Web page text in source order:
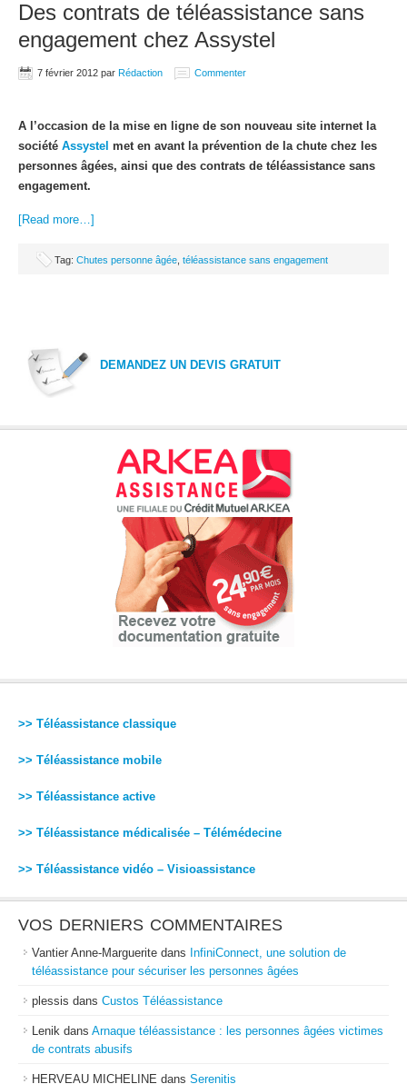
Des contrats de téléassistance sans
engagement chez Assystel
7 février 2012 par Rédaction Commenter
A l’occasion de la mise en ligne de son nouveau site internet la
société Assystel met en avant la prévention de la chute chez les
personnes âgées, ainsi que des contrats de téléassistance sans
engagement.
[Read more…]
Tag: Chutes personne âgée téléassistance sans engagement
DEMANDEZ UN DEVIS GRATUIT
>> Téléassistance classique
>> Téléassistance mobile
>> Téléassistance active
>> Téléassistance médicalisée – Télémédecine
>> Téléassistance vidéo – Visioassistance
VOS DERNIERS COMMENTAIRES
Vantier Anne-Marguerite dans InfiniConnect, une solution de
téléassistance pour sécuriser les personnes âgées
plessis dans Custos Téléassistance
Lenik dans Arnaque téléassistance : les personnes âgées victimes
de contrats abusifs
HERVEAU MICHELINE dans Serenitis